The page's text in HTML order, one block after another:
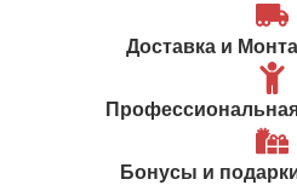
Доставка и
Бонусы и